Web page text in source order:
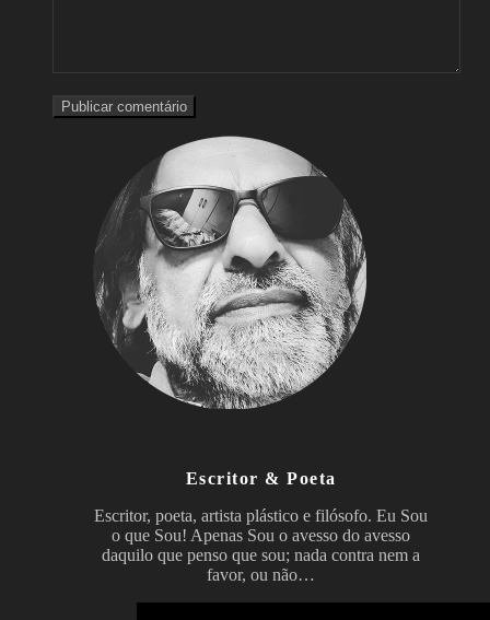
Escritor & Poeta
Escritor, poeta, artista plástico e filósofo. Eu Sou
o que Sou! Apenas Sou o avesso do avesso
daquilo que penso que sou; nada contra nem a
favor, ou não…